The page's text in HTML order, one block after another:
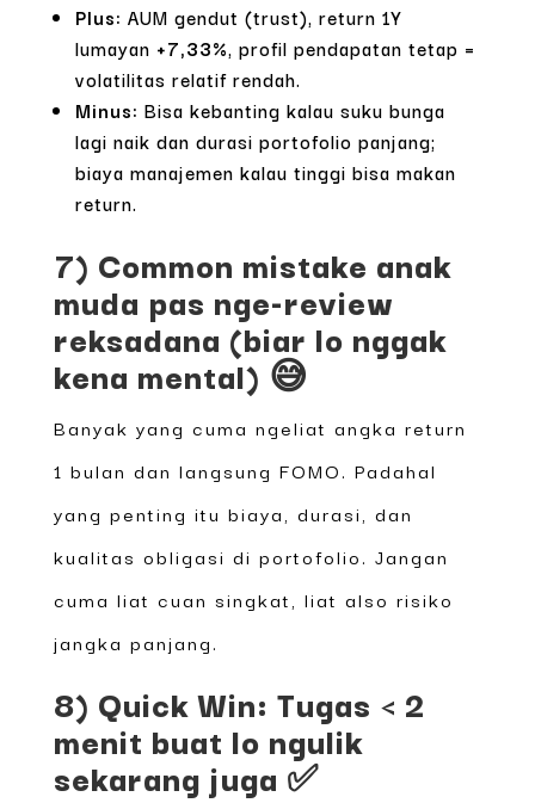
Plus: AUM gendut (trust), return 1Y
lumayan +7,33%, profil pendapatan tetap =
volatilitas relatif rendah.
Minus: Bisa kebanting kalau suku bunga
lagi naik dan durasi portofolio panjang;
biaya manajemen kalau tinggi bisa makan
return.
7) Common mistake anak
muda pas nge-review
reksadana (biar lo nggak
kena mental) 😅
Banyak yang cuma ngeliat angka return
1 bulan dan langsung FOMO. Padahal
yang penting itu biaya, durasi, dan
kualitas obligasi di portofolio. Jangan
cuma liat cuan singkat, liat also risiko
jangka panjang.
8) Quick Win: Tugas < 2
menit buat lo ngulik
sekarang juga ✅